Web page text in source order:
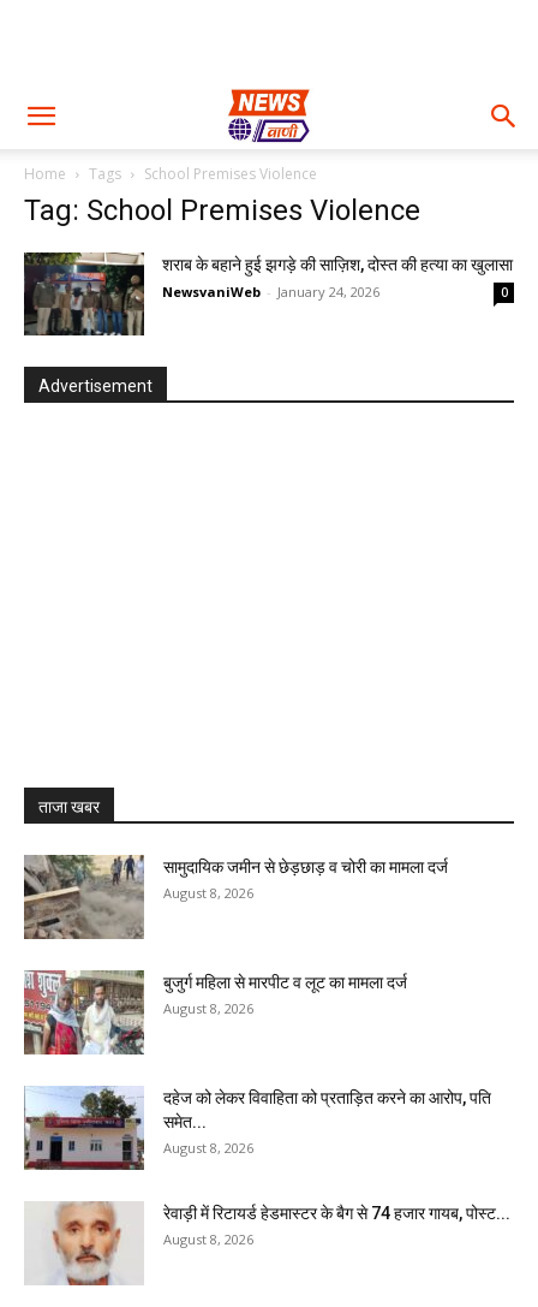
Home Tags School Premises Violence
Tag: School Premises Violence
शराब के बहाने हुई झगड़े की साज़िश, दोस्त की हत्या का खुलासा
NewsvaniWeb - January 24, 2026 0
Advertisement
ताजा खबर
सामुदायिक जमीन से छेड़छाड़ व चोरी का मामला दर्ज
August 8, 2026
बुजुर्ग महिला से मारपीट व लूट का मामला दर्ज
August 8, 2026
दहेज को लेकर विवाहिता को प्रताड़ित करने का आरोप, पति
समेत...
August 8, 2026
रेवाड़ी में रिटायर्ड हेडमास्टर के बैग से ₹74 हजार गायब, पोस्ट...
August 8, 2026